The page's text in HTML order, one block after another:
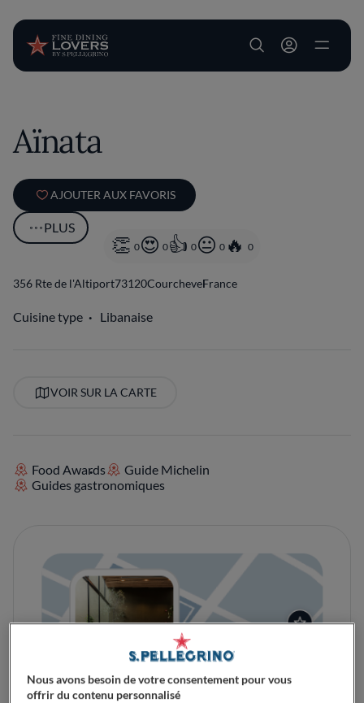
User account
Aïnata
AJOUTER AUX FAVORIS
PLUS
0 0 0 0 0
356 Rte de l'Altiport73120CourchevelFrance
Cuisine type Libanaise
VOIR SUR LA CARTE
Food Awards
Guide Michelin
Guides gastronomiques
Nous avons besoin de votre consentement pour vous
offrir du contenu personnalisé